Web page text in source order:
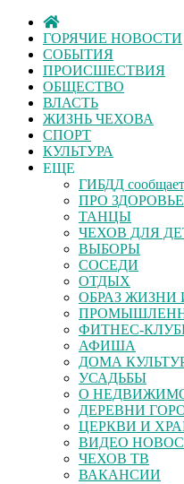
ГОРЯЧИЕ НОВОСТИ
СОБЫТИЯ
ПРОИСШЕСТВИЯ
ОБЩЕСТВО
ВЛАСТЬ
ЖИЗНЬ ЧЕХОВА
СПОРТ
КУЛЬТУРА
ЕЩЕ
ГИБДД сообщает
ПРО ЗДОРОВЬЕ
ТАНЦЫ
ЧЕХОВ ДЛЯ
ВЫБОРЫ
СОСЕДИ
ОТДЫХ
ОБРАЗ
ФИТНЕС-
АФИША
ДОМА
УСАДЬБЫ
О
ДЕРЕВНИ
ЦЕРКВИ И
ВИДЕО
ЧЕХОВ ТВ
ВАКАНСИИ